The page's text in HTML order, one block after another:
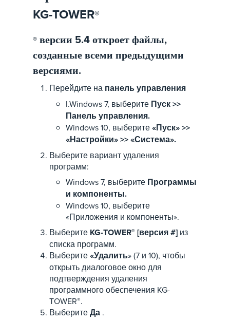
KG-TOWER®
® версии 5.4 откроет файлы,
созданные всеми предыдущими
версиями.
Перейдите на панель управления
l.Windows 7, выберите Пуск >>
Панель управления.
Windows 10, выберите«Пуск» >>
«Настройки» >> «Система».
Выберите вариант удаления
программ:
Windows 7, выберите Программы
и компоненты.
Windows 10, выберите
«Приложения и компоненты».
Выберите KG-TOWER® [версия #] из
списка программ.
Выберите«Удалить» (7 и 10), чтобы
открыть диалоговое окно для
подтверждения удаления
программного обеспечения KG-
TOWER®.
ВыберитеДа .